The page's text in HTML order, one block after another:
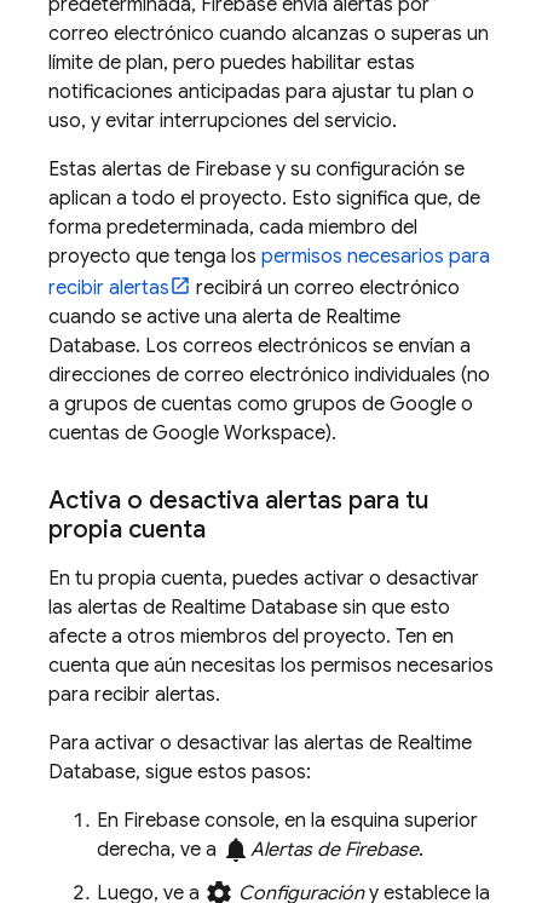
predeterminada, Firebase envía alertas por
correo electrónico cuando alcanzas o superas un
límite de plan, pero puedes habilitar estas
notificaciones anticipadas para ajustar tu plan o
uso, y evitar interrupciones del servicio.
Estas alertas de Firebase y su configuración se
aplican a todo el proyecto. Esto significa que, de
forma predeterminada, cada miembro del
proyecto que tenga los permisos necesarios para
recibir alertas
recibirá un correo electrónico
cuando se active una alerta de Realtime
Database. Los correos electrónicos se envían a
direcciones de correo electrónico individuales (no
a grupos de cuentas como grupos de Google o
cuentas de Google Workspace).
Activa o desactiva alertas para tu
propia cuenta
En tu propia cuenta, puedes activar o desactivar
las alertas de Realtime Database sin que esto
afecte a otros miembros del proyecto. Ten en
cuenta que aún necesitas los permisos necesarios
para recibir alertas.
Para activar o desactivar las alertas de Realtime
Database, sigue estos pasos:
En Firebase console, en la esquina superior
derecha, ve a notifications Alertas de Firebase.
Luego, ve a settings Configuracióny establece la